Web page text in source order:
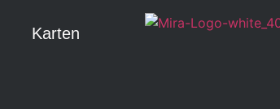
Karten